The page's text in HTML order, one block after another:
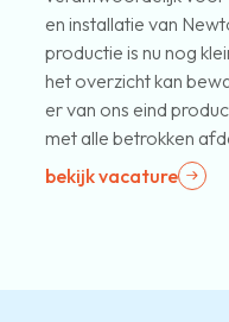
en installatie van
productie is nu nog
het overzicht kan
er van ons eind
met alle betrokken
bekijk vacature